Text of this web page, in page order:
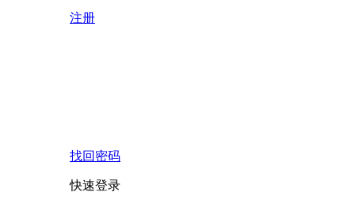
注册
找回密码
快速登录